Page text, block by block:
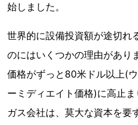
始しました。
世界的に設備投資額が途切れ
のにはいくつかの理由があり
価格がずっと80米ドル以上(
ーミディエイト価格)に高止
ガス会社は、莫大な資本を要